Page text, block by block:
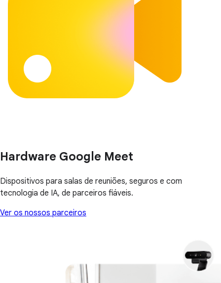
Hardware Google Meet
Dispositivos para salas de reuniões, seguros e com
tecnologia de IA, de parceiros fiáveis.
Ver os nossos parceiros